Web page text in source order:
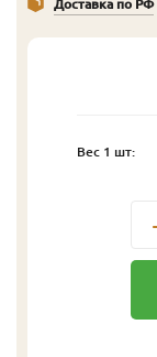
Доставка по РФ
Вес 1 шт: